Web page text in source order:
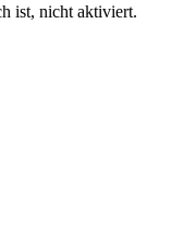
ist, nicht aktiviert.